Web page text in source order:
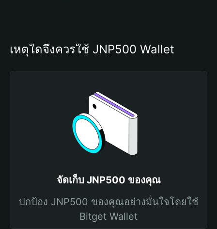
เหตุใดจึงควรใช้ JNP500 Wallet
จัดเก็บ JNP500 ของคุณ
ปกป้อง JNP500 ของคุณอย่างมั่นใจโดยใช้
Bitget Wallet